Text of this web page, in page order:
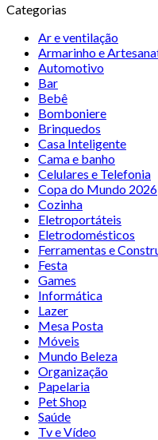
Categorias
Ar e ventilação
Armarinho e
Automotivo
Bar
Bebê
Bomboniere
Brinquedos
Casa Inteligente
Cama e banho
Celulares e Telefonia
Copa do Mundo 2026
Cozinha
Eletroportáteis
Eletrodomésticos
Ferramentas e
Festa
Games
Informática
Lazer
Mesa Posta
Móveis
Mundo Beleza
Organização
Papelaria
Pet Shop
Saúde
Tv e Vídeo